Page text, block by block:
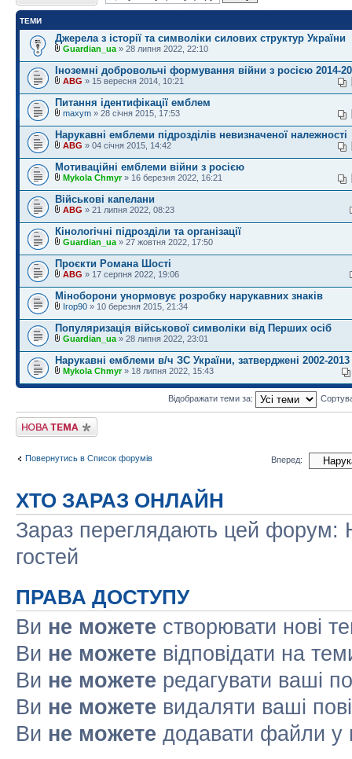
ТЕМИ
Джерела з історії та символіки силових структур України
Guardian_ua » 28 липня 2022, 22:10
Іноземні добровольчі формування війни з росією 2014-
ABG » 15 вересня 2014, 10:21
Питання ідентифікації емблем
maxym » 28 січня 2015, 17:53
Нарукавні емблеми підрозділів невизначеної належності
ABG » 04 січня 2015, 14:42
Мотиваційні емблеми війни з росією
Mykola Chmyr» 16 березня 2022, 16:21
Військові капелани
ABG » 21 липня 2022, 08:23
Кінологічні підрозділи та організації
Guardian_ua » 27 жовтня 2022, 17:50
Проєкти Романа Шості
ABG » 17 серпня 2022, 19:06
Міноборони унормовує розробку нарукавних знаків
Ігор90 » 10 березня 2015, 21:34
Популяризація військової символіки від Перших осіб
Guardian_ua » 28 липня 2022, 23:01
Нарукавні емблеми в/ч ЗС України, затверджені 2002-2013
Mykola Chmyr» 18 липня 2022, 15:43
Відображати теми за:
Створити нову тему
Повернутись в Список форумів Вперед:
ХТО ЗАРАЗ ОНЛАЙН
Зараз переглядають цей форум:
гостей
ПРАВА ДОСТУПУ
Ви не можете створювати нові
Ви не можете відповідати на
Ви не можете редагувати ваші
Ви не можете видаляти ваші
Ви не можете додавати файли у